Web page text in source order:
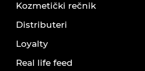
Kozmetički rečnik
Distributeri
Loyalty
Real life feed